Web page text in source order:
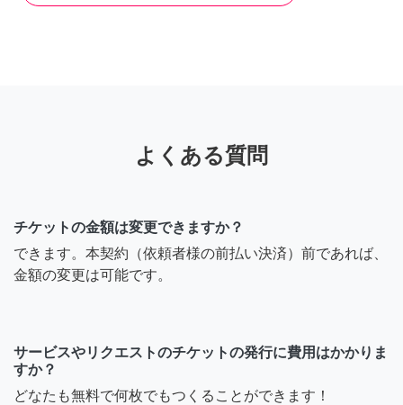
よくある質問
チケットの金額は変更できますか？
できます。本契約（依頼者様の前払い決済）前であれば、
金額の変更は可能です。
サービスやリクエストのチケットの発行に費用はかかりま
すか？
どなたも無料で何枚でもつくることができます！